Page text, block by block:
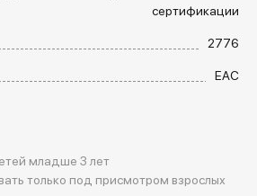
обратный звонок
сертификации
2776
EAC
младше 3 лет
только под присмотром взрослых